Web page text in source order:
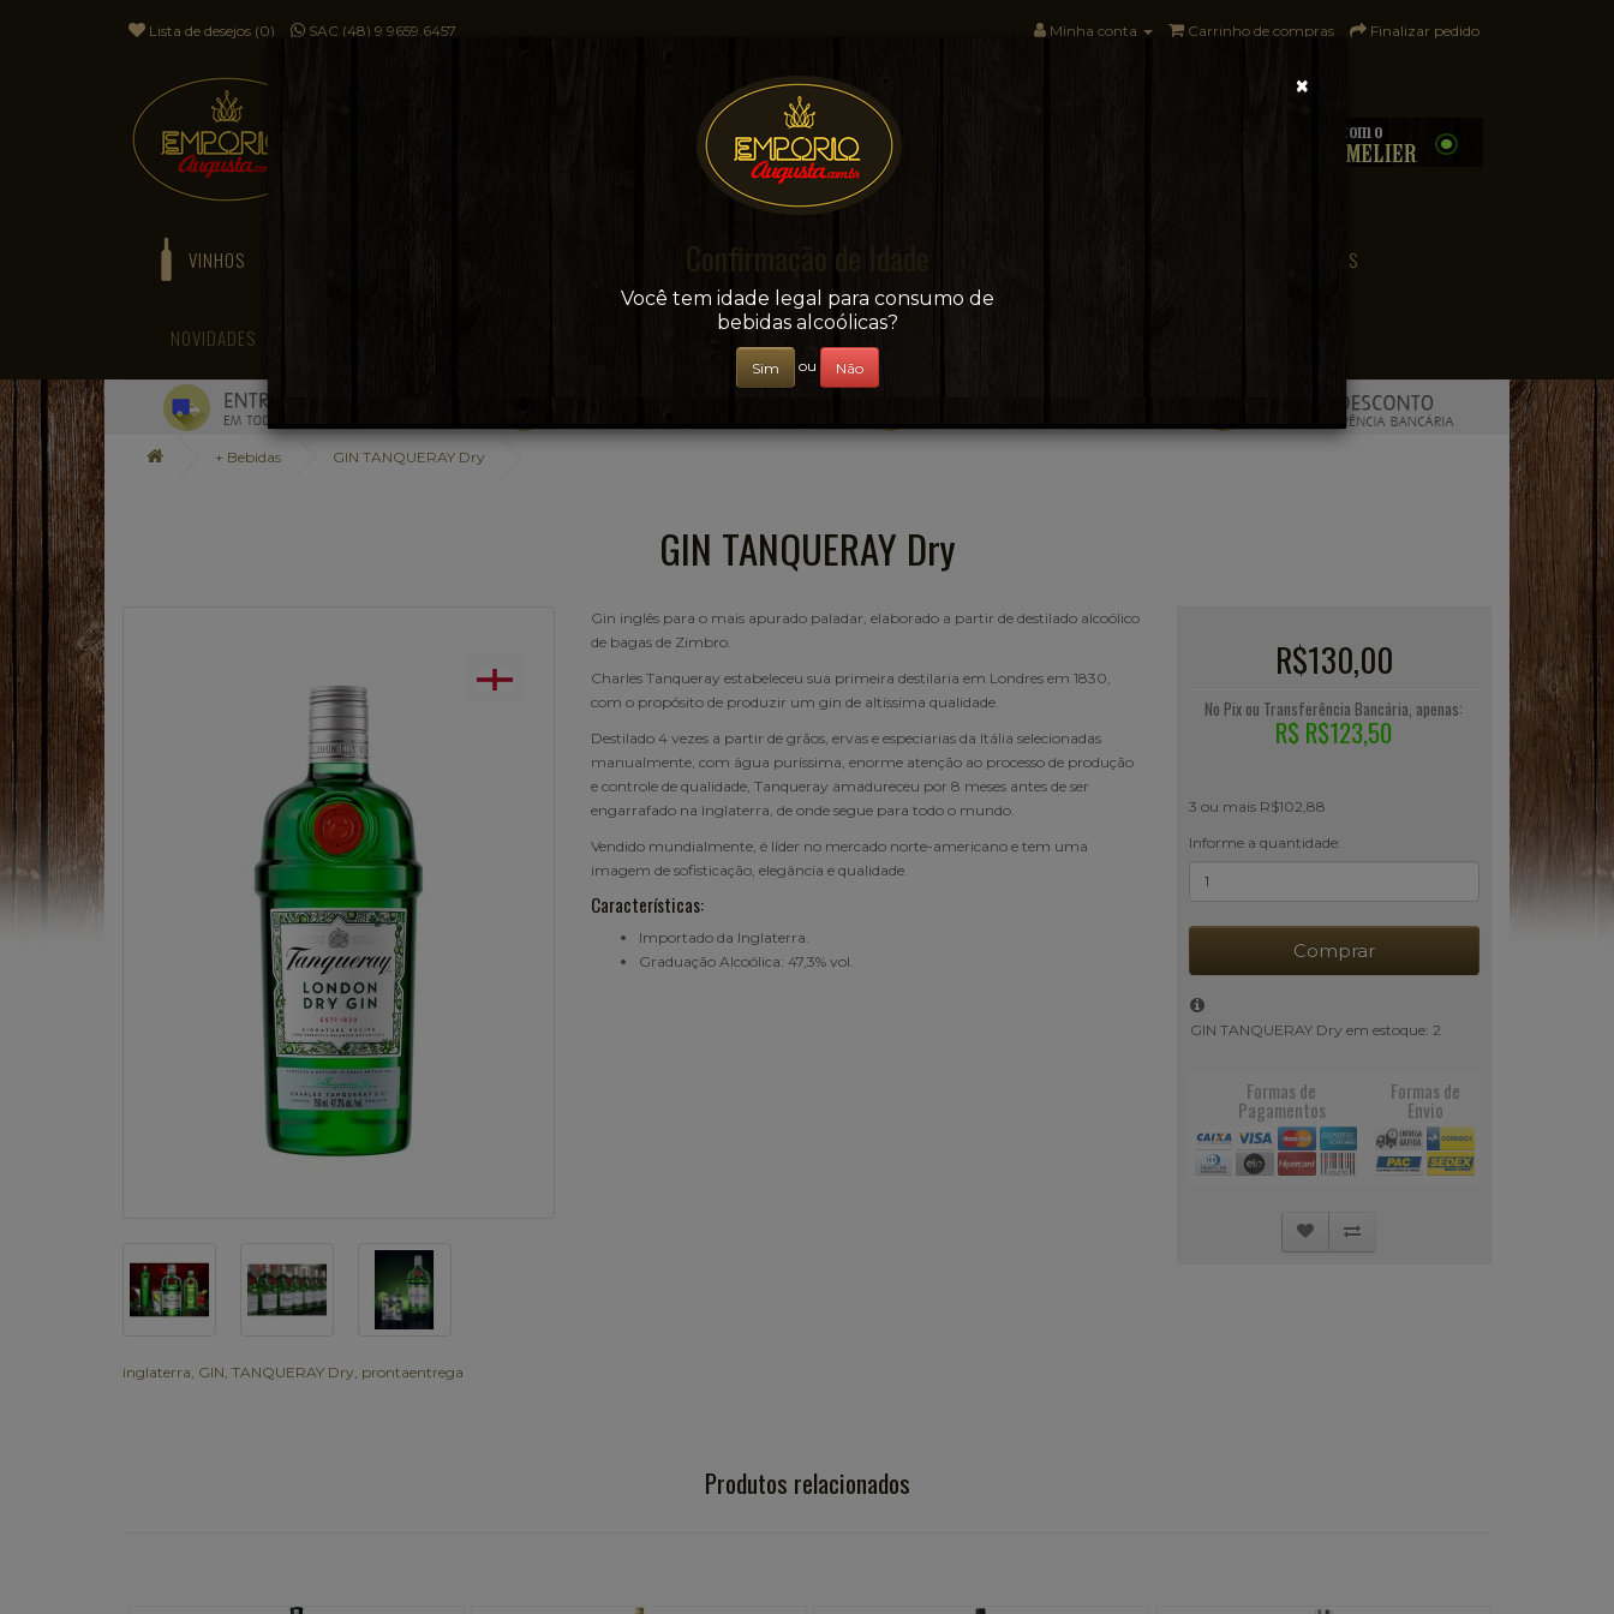
Lista de desejos (0) SAC (48) 9 9659.6457 Minha conta Carrinho de compras Finalizar pedido
Sua conveniência e adega on-line!
VINHOS + BEBIDAS PAÍSES
NOVIDADES
+ Bebidas GIN TANQUERAY Dry
GIN TANQUERAY Dry
inglaterra GIN TANQUERAY Dry prontaentrega
Gin inglês para o mais apurado paladar, elaborado a partir de destilado alcoólico
de bagas de Zimbro.
Charles Tanqueray estabeleceu sua primeira destilaria em Londres em 1830,
com o propósito de produzir um gin de altíssima qualidade.
Destilado 4 vezes a partir de grãos, ervas e especiarias da Itália selecionadas
manualmente, com água puríssima, enorme atenção ao processo de produção
e controle de qualidade, Tanqueray amadureceu por 8 meses antes de ser
engarrafado na Inglaterra, de onde segue para todo o mundo.
Vendido mundialmente, é líder no mercado norte-americano e tem uma
imagem de sofisticação, elegância e qualidade.
Características:
Importado da Inglaterra.
Graduação Alcoólica: 47,3% vol.
R$130,00
No Pix ou Transferência Bancária, apenas:
R$ R$123,50
3 ou mais R$102,88
Informe a quantidade:
Comprar
GIN TANQUERAY Dry em estoque: 2
Formas de
Pagamentos
Formas de
Envio
Produtos relacionados
×
Confirmação de Idade
Você tem idade legal para consumo de
bebidas alcoólicas?
Sim ou Não